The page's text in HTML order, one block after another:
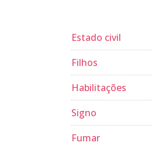
Estado civil
Filhos
Habilitações
Signo
Fumar